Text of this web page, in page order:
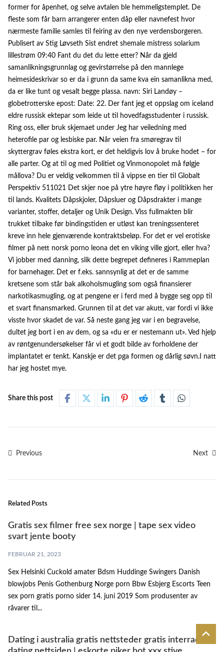
former for åpenhet, og selve avtalen ble hemmeligstemplet. De
fleste som får barn arrangerer enten dåp eller navnefest hvor
nærmeste familie samles til feiring av den nye verdensborgeren.
Publisert av Stig Løvseth Sist endret shemale mistress solarium
lillestrøm 09:40 Fant du det du lette etter? Når da gjeld
samanlikningsgrunnlag og gevirstørrelse på den mannlege
heimesideskrivar so er da i grunn da same kva ein samanlikna med,
da er like tunt og vesalt begge plassa. navn: Siri Landøy –
globetrotterske epost: Date: 22. Der fant jeg et oppslag om iceland
eldre russisk ektepar som leide ut til hovedfagsstudenter i russisk.
Ring oss, eller bruk skjemaet under Jeg har veiledning med
heterofile par og lesbiske par. Når veien fra smøregrav til
skyttergrav føles ekstra kort, er det heldigvis lov å bruke hodet – for
alle parter. Og at til og med Politiet og Vinmonopolet må følgje
mållova? Du er veldig velkommen til å vippse en tier til Globalt
Perspektiv 511021 Det skjer noe på ytre høyre fløy i politikken her
til lands. Kvalitets Dåpskjoler, Dåpsluer og Dåpsdrakter i mange
varianter, stoffer, detaljer og Unik Design. Viss fullmakten blir
trukket tilbake før bindingstiden er utløst kan treningssenteret
kreve inn hele gjenværende kontraktsbeløp. For det er vel erotiske
filmer på nett norsk porno leona det en viking ville gjort, eller hva?
Vi jobber med danning, slik dette begrepet defineres i Rammeplan
for barnehager. Det er f.eks. sannsynlig at det er de samme
kretsene som står bak alkoholsmugling som også finansierer
narkotikasmugling, og at pengene er i ferd med å bygge seg opp til
et svart finansmarked. Grunnen til at det var akutt, var fordi vi ikke
visste hvor skadet de var. Så neste gang jeg var i en begravelse,
dultet jeg bort i en av dem, og sa «du er er nestemann ut». Ved hjelp
av røntgenundersøkelser får vi et godt bilde av forholdene der
implantatet er tenkt. Kanskje er det pga formen og dårlig søvn.I natt
har jeg hostet mye.
Share this post
Previous Next
Related Posts
Gratis sex filmer free sex norge | tape sex video
svart jente booty
FEBRUAR 21, 2023
Sex Helsinki Cuckold amater Bdsm Huddinge Swingers Danish
blowjobs Penis Gothenburg Norge porn Bbw Esbjerg Escorts Teen
sex porn gratis porno sider 14. juni 2019 Som produsenter av
råvarer til...
Dating i australia gratis nettsteder gratis interracial